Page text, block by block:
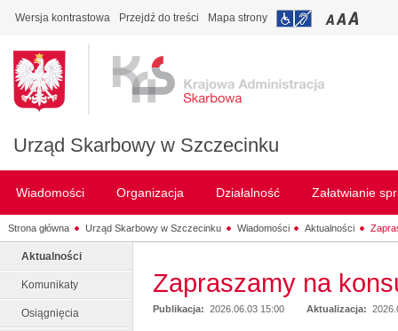
Wersja kontrastowa Przejdź do treści Mapa strony
Urząd Skarbowy w Szczecinku
Wiadomości Organizacja Działalność Załatwianie
Strona główna Urząd Skarbowy w Szczecinku Wiadomości Aktualności
Aktualności
Komunikaty
Osiągnięcia
Zapraszamy na
Publikacja: 2026.06.03 15:00 Aktualizacja: